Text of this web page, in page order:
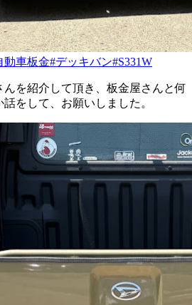
動車板金#デッキバン#S331W
を紹介して頂き、板金屋さんと何
をして、お願いしました。